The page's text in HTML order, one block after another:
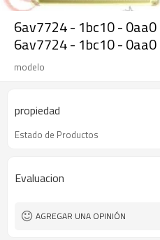
6av7724 - 1bc10 -
6av7724 - 1bc10 -
modelo
propiedad
Estado de Productos
Evaluacion
AGREGAR UNA OPINIÓN